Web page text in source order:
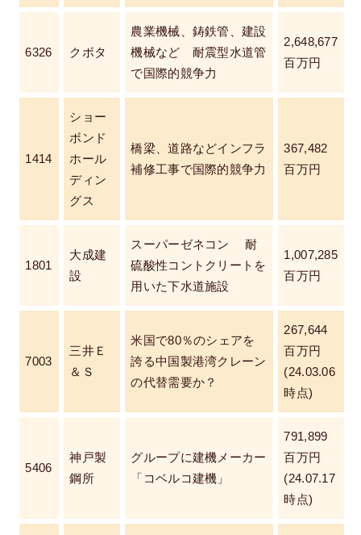
6326 クボタ
農業機械、鋳鉄管、建設
機械など 耐震型水道管
で国際的競争力
2,648,677
百万円
1414
ショー
ボンド
ホール
ディン
グス
橋梁、道路などインフラ
補修工事で国際的競争力
367,482
百万円
1801
大成建
設
スーパーゼネコン 耐
硫酸性コントクリートを
用いた下水道施設
1,007,285
百万円
7003
三井Ｅ
＆Ｓ
米国で80％のシェアを
誇る中国製港湾クレーン
の代替需要か？
267,644
百万円
(24.03.06
時点)
5406
神戸製
鋼所
グループに建機メーカー
「コベルコ建機」
791,899
百万円
(24.07.17
時点)